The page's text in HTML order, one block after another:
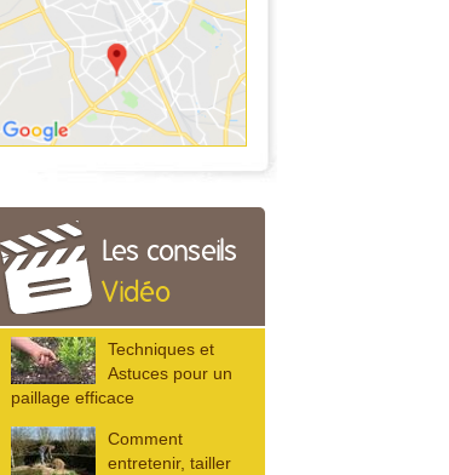
Les conseils
Vidéo
Techniques et
Astuces pour un
paillage efficace
Comment
entretenir, tailler